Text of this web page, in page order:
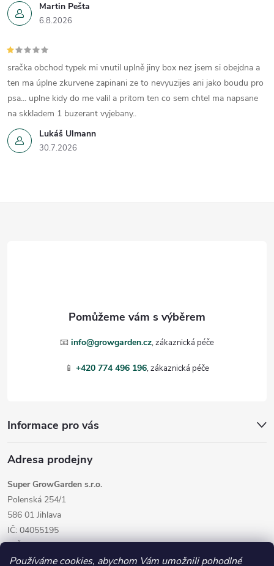
Používáme cookies, abychom Vám umožnili pohodlné
Martin Pešta
6.8.2026
Lukáš Ulmann
30.7.2026
sračka obchod typek mi vnutil uplně jiny box nez jsem si obejdna a
ten ma úplne zkurvene zapinani ze to nevyuzijes ani jako boudu pro
psa... uplne kidy do me valil a pritom ten co sem chtel ma napsane
na skkladem 1 buzerant vyjebany..
📧 info@growgarden.cz
📱 +420 774 496 196
Informace pro vás
Adresa prodejny
Super GrowGarden s.r.o.
Polenská 254/1
586 01 Jihlava
IČ: 04055195
DIČ: CZ04055195